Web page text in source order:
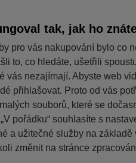
tak, jak ho
pro vás nakupování bylo co
to, co hledáte, ušetřili
vás nezajímají. Abyste web
přihlašovat. Proto od vás
souborů, které se
pořádku“ souhlasíte s
a užitečné služby na
změnit na stránce